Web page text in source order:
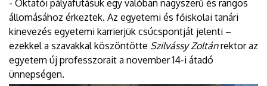
- Oktatói pályafutásuk egy valóban nagyszerű és rangos
állomásához érkeztek. Az egyetemi és főiskolai tanári
kinevezés egyetemi karrierjük csúcspontját jelenti –
ezekkel a szavakkal köszöntötte Szilvássy Zoltánrektor az
egyetem új professzorait a november 14-i átadó
ünnepségen.